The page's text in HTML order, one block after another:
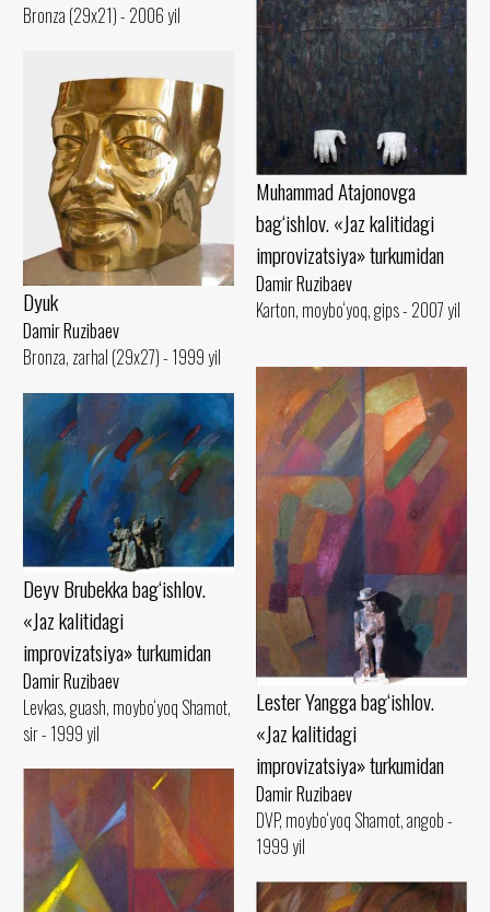
Bronza (29x21) - 2006 yil
Muhammad Atajonovga
bag‘ishlov. «Jaz kalitidagi
improvizatsiya» turkumidan
Damir Ruzibaev
Karton, moybo‘yoq, gips - 2007 yil
Dyuk
Damir Ruzibaev
Bronza, zarhal (29x27) - 1999 yil
Lester Yangga bag‘ishlov.
«Jaz kalitidagi
improvizatsiya» turkumidan
Damir Ruzibaev
DVP, moybo‘yoq Shamot, angob -
1999 yil
Deyv Brubekka bag‘ishlov.
«Jaz kalitidagi
improvizatsiya» turkumidan
Damir Ruzibaev
Levkas, guash, moybo‘yoq Shamot,
sir - 1999 yil